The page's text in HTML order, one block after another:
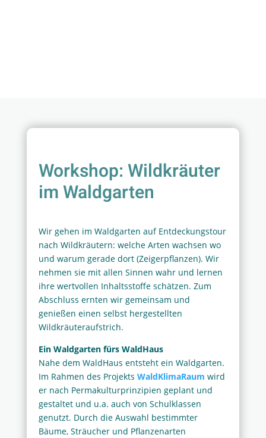
Workshop: Wildkräuter
im Waldgarten
Wir gehen im Waldgarten auf Entdeckungstour
nach Wildkräutern: welche Arten wachsen wo
und warum gerade dort (Zeigerpflanzen). Wir
nehmen sie mit allen Sinnen wahr und lernen
ihre wertvollen Inhaltsstoffe schätzen. Zum
Abschluss ernten wir gemeinsam und
genießen einen selbst hergestellten
Wildkräuteraufstrich.
Ein Waldgarten fürs WaldHaus
Nahe dem WaldHaus entsteht ein Waldgarten.
Im Rahmen des Projekts WaldKlimaRaum wird
er nach Permakulturprinzipien geplant und
gestaltet und u.a. auch von Schulklassen
genutzt. Durch die Auswahl bestimmter
Bäume, Sträucher und Pflanzenarten